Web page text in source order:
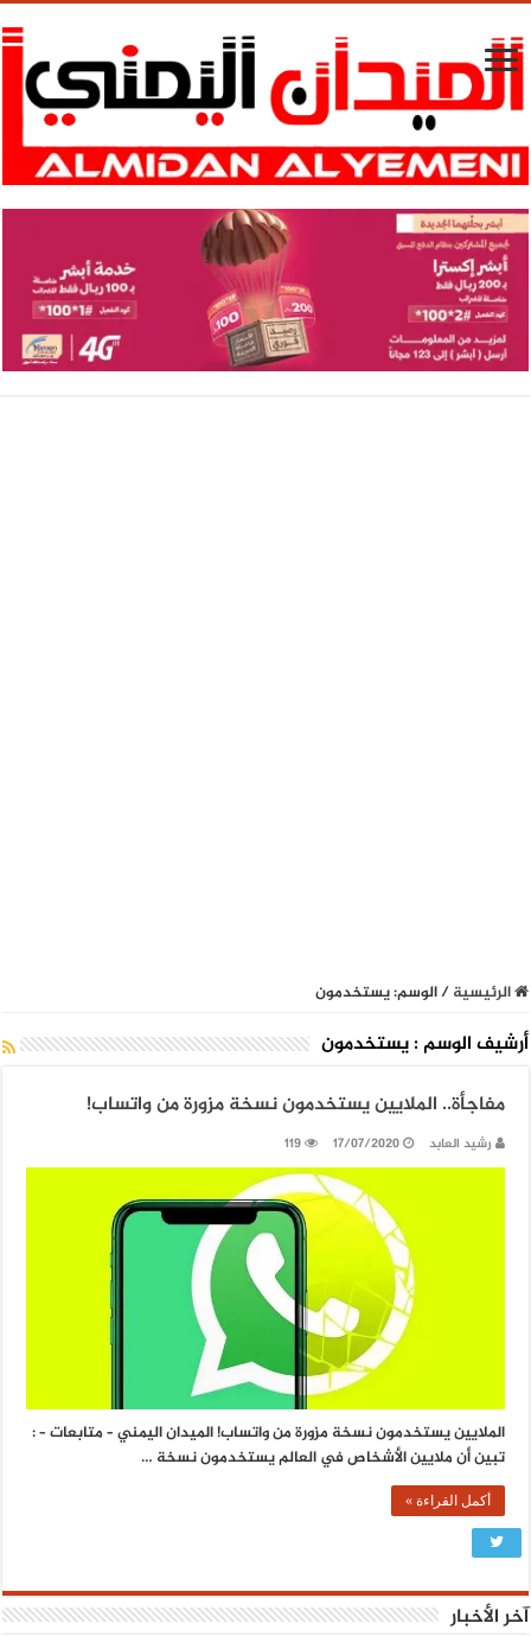
الرئيسية/الوسم:يستخدمون
أرشيف الوسم :يستخدمون
مفاجأة.. الملايين يستخدمون نسخة مزورة من واتساب!
رشيد العابد 17/07/2020
119
الملايين يستخدمون نسخة مزورة من واتساب! الميدان اليمني – متابعات – :
تبين أن ملايين الأشخاص في العالم يستخدمون نسخة …
أكمل القراءة »
آخر الأخبار